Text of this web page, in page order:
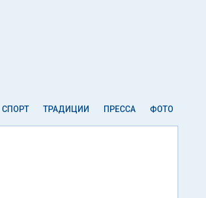
СПОРТ ТРАДИЦИИ ПРЕССА ФОТО